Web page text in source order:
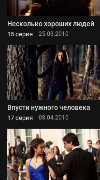
Несколько хороших людей
15 серия 25.03.2010
Впусти нужного человека
17 серия 08.04.2010